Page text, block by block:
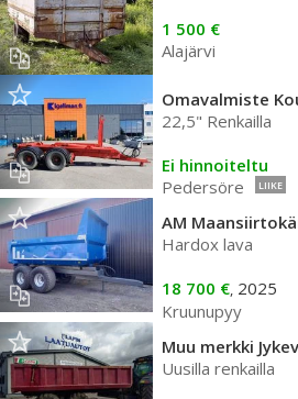
1 500 €
Alajärvi
Omavalmiste
22,5" Renkailla
Ei hinnoiteltu
Pedersöre
LIIKE
AM
Hardox lava
18 700 €, 2025
Kruunupyy
Muu merkki
Uusilla renkailla